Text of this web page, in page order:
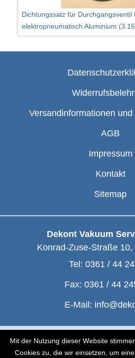
Mit der Nutzung dieser Website
Cookies zu, die wir einsetzen, um
Dichtungssatz für Durchgangsventil
elektropneumatisch Aluminium
Versandinformationen
AGB
Impressum
Kontakt
Sitemap
Dekont Vakuum
Konrad-Zuse-Straße 10,
Tel: 0361 / 44
Fax: 0361 / 44
E-Mail: